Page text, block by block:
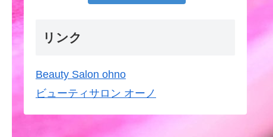
リンク
Beauty Salon ohno
ビューティサロン オーノ